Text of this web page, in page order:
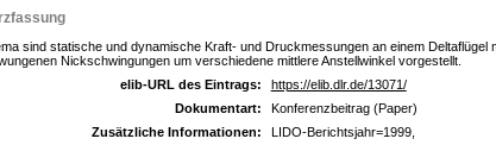
sind statische und dynamische Kraft- und Druckmessungen an einem
Nickschwingungen um verschiedene mittlere Anstellwinkel vorgestellt.
elib-URL des Eintrags:
https://elib.dlr.de/13071/
Dokumentart:
Konferenzbeitrag (Paper)
Zusätzliche Informationen:
LIDO-Berichtsjahr=1999,